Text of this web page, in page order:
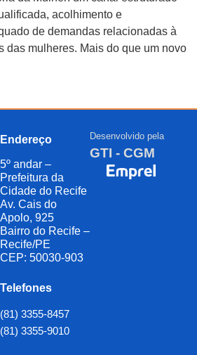
acolhimento e
de demandas relacionadas à
das mulheres. Mais do que um novo
Endereço
5º andar –
Prefeitura da
Cidade do Recife
Av. Cais do
Apolo, 925
Bairro do Recife –
Recife/PE
CEP: 50030-903
Telefones
(81) 3355-8457
(81) 3355-9010
Desenvolvido pela
GTI - CGM